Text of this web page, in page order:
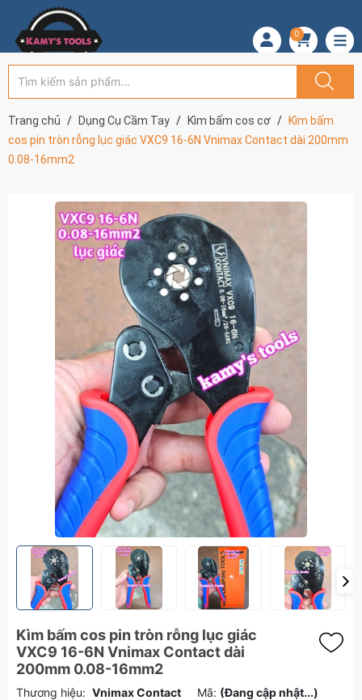
0
Trang chủ Dụng Cụ Cầm Tay Kìm bấm cos cơ
Kìm bấm
cos pin tròn rỗng lục giác VXC9 16-6N Vnimax Contact dài 200mm
0.08-16mm2
Kìm bấm cos pin tròn rỗng lục giác
VXC9 16-6N Vnimax Contact dài
200mm 0.08-16mm2
Thương hiệu: Vnimax Contact Mã: (Đang cập nhật...)